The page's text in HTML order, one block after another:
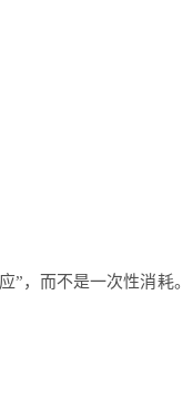
”，而不是一次性消耗。